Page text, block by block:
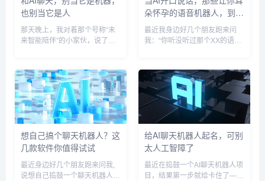
也别当它是人
那天晚上，我对着那个号称“未
来智能陪伴”的小家伙，说了句
句：“今天辛苦啦，要听听雨
声，还是想随便聊聊？”那一瞬
间，我忽然有点恍惚——它没给
我解...
朵怀孕的语音机器人，到底
藏了什么魔法？
最近我身边好几个朋友跑来问
我：“你听没听过那个XX的语音
夜和聊天机器人唠嗑，差点忘了
对面不是人，这让我想起几年
前,那些机械的、一个字一个字
往外蹦...
想自己搞个聊天机器人？这
几款软件你值得试试
最近身边好几个朋友跑来问我,
说想自己捣鼓一个聊天机器人，
给AI聊天机器人起名，可别
太人工智障了
最近在捣鼓一个AI聊天机器人项
目，结果第一步就给卡住了——